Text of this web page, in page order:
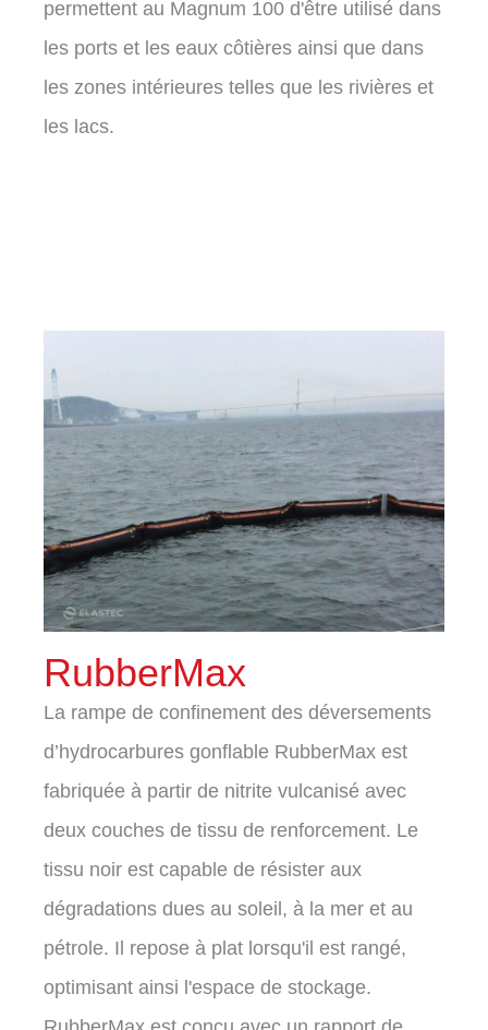
permettent au Magnum 100 d'être utilisé dans
les ports et les eaux côtières ainsi que dans
les zones intérieures telles que les rivières et
les lacs.
RubberMax
La rampe de confinement des déversements
d’hydrocarbures gonflable RubberMax est
fabriquée à partir de nitrite vulcanisé avec
deux couches de tissu de renforcement. Le
tissu noir est capable de résister aux
dégradations dues au soleil, à la mer et au
pétrole. Il repose à plat lorsqu'il est rangé,
optimisant ainsi l'espace de stockage.